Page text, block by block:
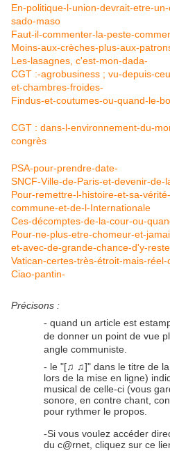
En-politique-l-union-devrait-etre-
sado-maso
Faut-il-commenter-la-peste-
Moins-aux-crèches-plus-aux-
Les-lasagnes, c'est-mon-dada-
CGT :-agrobusiness ; vu-depuis-
et-chambres-froides-
Findus-et-coutumes-ou-quand-le-
CGT : dans-l-environnement-du-
congrès
PSA-pour-prendre-date-
SNCF-Ville-de-Paris-et-devenir-de-
Pour-remettre-l-histoire-et-sa-
commune-et-de-l-Internationale
Ces-décomptes-de-la-cour-ou-
Pour-ne-plus-etre-chomeur-et-
et-avec-de-grande-chance-d'y-
Vatican-certes-très-étroit-mais-
Ciao-pantin-
Précisons :
- quand un article est
de donner un point de vue
angle communiste.
- le "[♫ ♫]" dans le titre de
lors de la mise en ligne)
musical de celle-ci (vous
sonore, en contre chant,
pour rythmer le propos.
-Si vous voulez accéder
du c@rnet, cliquez sur ce